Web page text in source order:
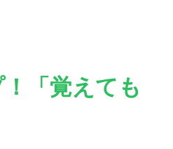
「覚えても